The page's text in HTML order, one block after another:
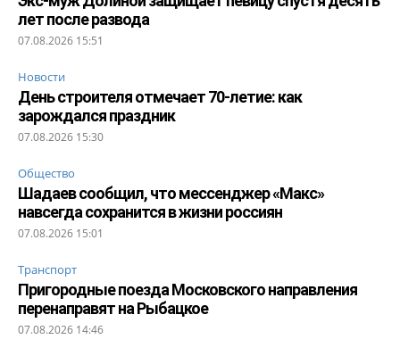
лет после развода
07.08.2026 15:51
Новости
День строителя отмечает 70-летие: как
зарождался праздник
07.08.2026 15:30
Общество
Шадаев сообщил, что мессенджер «Макс»
навсегда сохранится в жизни россиян
07.08.2026 15:01
Транспорт
Пригородные поезда Московского направления
перенаправят на Рыбацкое
07.08.2026 14:46